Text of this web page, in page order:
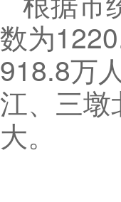
数为
918.8万
江、三
大。